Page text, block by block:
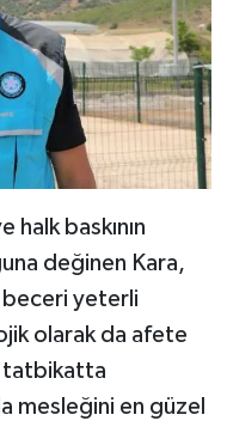
halk baskının
değinen Kara,
beceri yeterli
olarak da afete
tatbikatta
mesleğini en güzel